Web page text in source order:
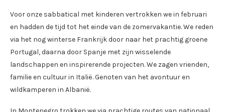
Voor onze sabbatical met kinderen vertrokken we in februari
en hadden de tijd tot het einde van de zomervakantie. We reden
via het nog winterse Frankrijk door naar het prachtig groene
Portugal, daarna door Spanje met zijn wisselende
landschappen en inspirerende projecten. We zagen vrienden,
familie en cultuur in Italië. Genoten van het avontuur en
wildkamperen in Albanië.